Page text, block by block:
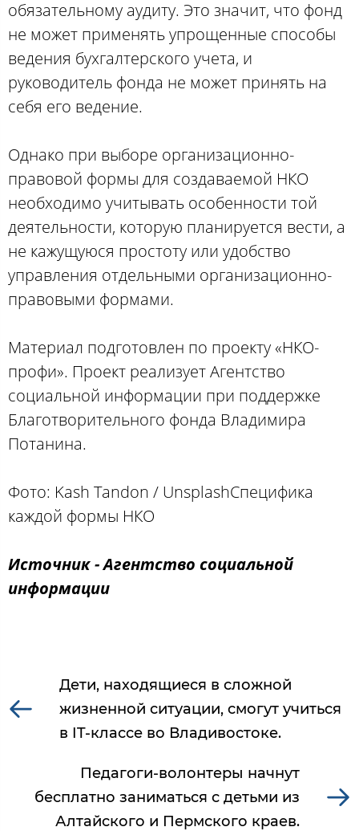
обязательному аудиту. Это значит, что фонд
не может применять упрощенные способы
ведения бухгалтерского учета, и
руководитель фонда не может принять на
себя его ведение.
Однако при выборе организационно-
правовой формы для создаваемой НКО
необходимо учитывать особенности той
деятельности, которую планируется вести, а
не кажущуюся простоту или удобство
управления отдельными организационно-
правовыми формами.
Материал подготовлен по проекту «НКО-
профи». Проект реализует Агентство
социальной информации при поддержке
Благотворительного фонда Владимира
Потанина.
Фото: Kash Tandon / UnsplashСпецифика
каждой формы НКО
Источник - Агентство социальной
информации
Дети, находящиеся в сложной
жизненной ситуации, смогут учиться
в IT-классе во Владивостоке.
Педагоги-волонтеры начнут
бесплатно заниматься с детьми из
Алтайского и Пермского краев.